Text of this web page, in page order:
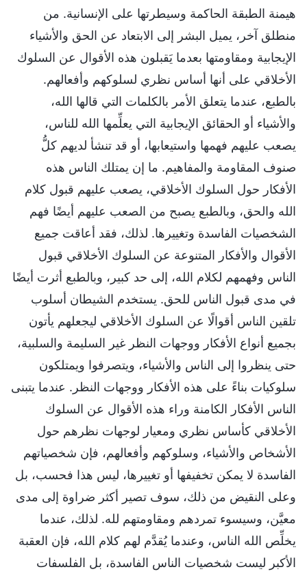
هيمنة الطبقة الحاكمة وسيطرتها على الإنسانية. من
منطلق آخر، يميل البشر إلى الابتعاد عن الحق والأشياء
الإيجابية ومقاومتها بعدما يَقبلون هذه الأقوال عن السلوك
الأخلاقي على أنها أساس نظري لسلوكهم وأفعالهم.
بالطبع، عندما يتعلق الأمر بالكلمات التي قالها الله،
والأشياء أو الحقائق الإيجابية التي يعلِّمها الله للناس،
يصعب عليهم فهمها واستيعابها، أو قد تنشأ لديهم كلُّ
صنوف المقاومة والمفاهيم. ما إن يمتلك الناس هذه
الأفكار حول السلوك الأخلاقي، يصعب عليهم قبول كلام
الله والحق، وبالطبع يصبح من الصعب عليهم أيضًا فهم
الشخصيات الفاسدة وتغييرها. لذلك، فقد أعاقت جميع
الأقوال والأفكار المتنوعة عن السلوك الأخلاقي قبول
الناس وفهمهم لكلام الله، إلى حد كبير، وبالطبع أثرت أيضًا
في مدى قبول الناس للحق. يستخدم الشيطان أسلوب
تلقين الناس أقوالًا عن السلوك الأخلاقي ليجعلهم يأتون
بجميع أنواع الأفكار ووجهات النظر غير السليمة والسلبية،
حتى ينظروا إلى الناس والأشياء، ويتصرفوا ويمتلكون
سلوكيات بناءً على هذه الأفكار ووجهات النظر. عندما يتبنى
الناس الأفكار الكامنة وراء هذه الأقوال عن السلوك
الأخلاقي كأساس نظري ومعيار لوجهات نظرهم حول
الأشخاص والأشياء، وسلوكهم وأفعالهم، فإن شخصياتهم
الفاسدة لا يمكن تخفيفها أو تغييرها، ليس هذا فحسب، بل
وعلى النقيض من ذلك، سوف تصير أكثر ضراوة إلى مدى
معيَّن، وسيسوء تمردهم ومقاومتهم لله. لذلك، عندما
يخلِّص الله الناس، وعندما يُقدَّم لهم كلام الله، فإن العقبة
الأكبر ليست شخصيات الناس الفاسدة، بل الفلسفات